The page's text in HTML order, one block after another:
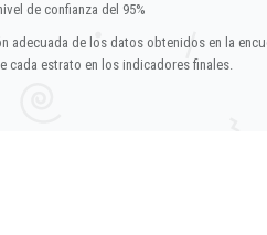
de confianza del 95%
adecuada de los datos obtenidos en la
cada estrato en los indicadores finales.